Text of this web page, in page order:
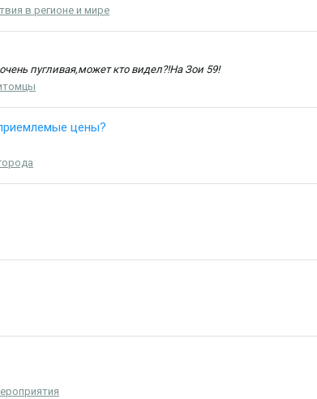
в регионе и мире
пугливая,может кто видел?!На Зои 59!
цены?